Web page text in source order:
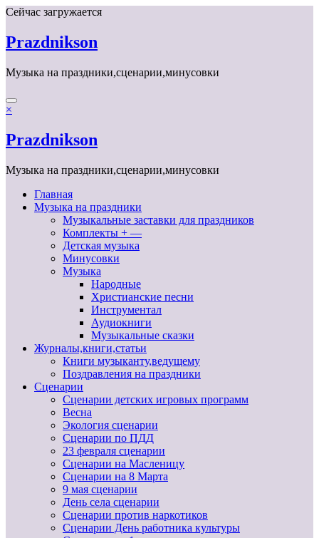
Перейти
содержимому
Сейчас загружается
Prazdnikson
Музыка на праздники,сценарии,минусовки
×
Prazdnikson
Музыка на праздники,сценарии,минусовки
Главная
Музыка на праздники
Музыкальные заставки для праздников
Комплекты + —
Детская музыка
Минусовки
Музыка
Народные
Христианские песни
Инструментал
Аудиокниги
Музыкальные сказки
Журналы,книги,статьи
Книги музыканту,ведущему
Поздравления на праздники
Сценарии
Сценарии детских игровых программ
Весна
Экология сценарии
Сценарии по ПДД
23 февраля сценарии
Сценарии на Масленицу
Сценарии на 8 Марта
9 мая сценарии
День села сценарии
Сценарии против наркотиков
Сценарии День работника культуры